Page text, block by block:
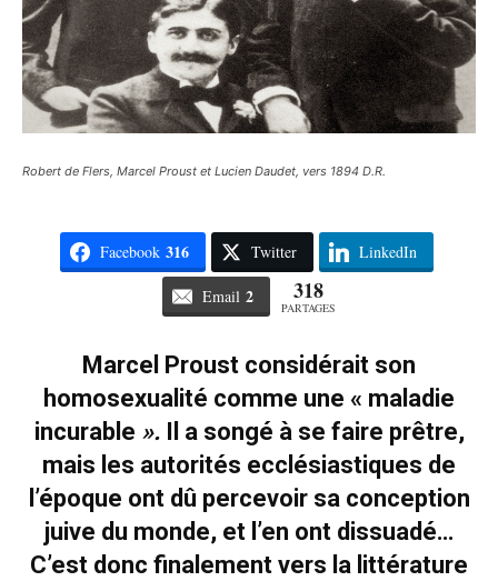
Robert de Flers, Marcel Proust et Lucien Daudet, vers 1894 D.R.
Facebook 316 Twitter LinkedIn
Email 2 318
PARTAGES
Marcel Proust considérait son
homosexualité comme une « maladie
incurable ».Il a songé à se faire prêtre,
mais les autorités ecclésiastiques de
l’époque ont dû percevoir sa conception
juive du monde, et l’en ont dissuadé…
C’est donc finalement vers la littérature